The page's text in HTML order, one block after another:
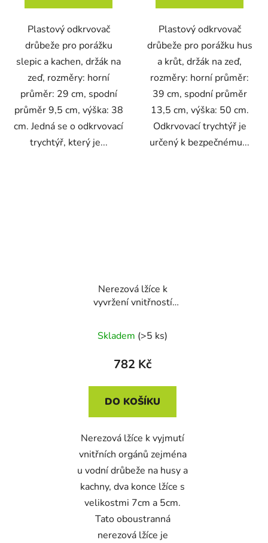
Plastový odkrvovač
drůbeže pro porážku
slepic a kachen, držák na
zeď, rozměry: horní
průměr: 29 cm, spodní
průměr 9,5 cm, výška: 38
cm. Jedná se o odkrvovací
trychtýř, který je...
Plastový odkrvovač
drůbeže pro porážku hus
a krůt, držák na zeď,
rozměry: horní průměr:
39 cm, spodní průměr
13,5 cm, výška: 50 cm.
Odkrvovací trychtýř je
určený k bezpečnému...
Nerezová lžíce k
vyvržení vnitřností
Skladem (>5 ks)
782 Kč
DO KOŠÍKU
Nerezová lžíce k vyjmutí
vnitřních orgánů zejména
u vodní drůbeže na husy a
kachny, dva konce lžíce s
velikostmi 7cm a 5cm.
Tato oboustranná
nerezová lžíce je